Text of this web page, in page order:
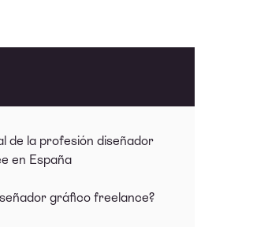
de la profesión diseñador
en España
gráfico freelance?